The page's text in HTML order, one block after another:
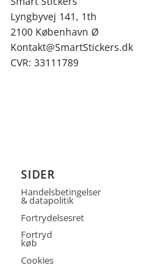
Lyngbyvej 141, 1th
2100 København Ø
Kontakt@SmartStickers.dk
CVR: 33111789
SIDER
Handelsbetingelser
& datapolitik
Fortrydelsesret
Fortryd
køb
Cookies